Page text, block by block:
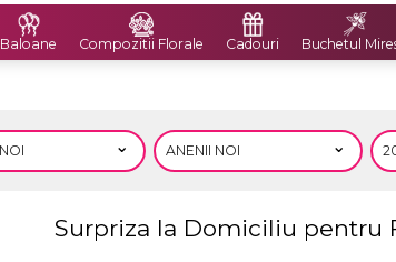
Baloane Compozitii Florale Cadouri Buchetul
Surpriza la Domiciliu pentru